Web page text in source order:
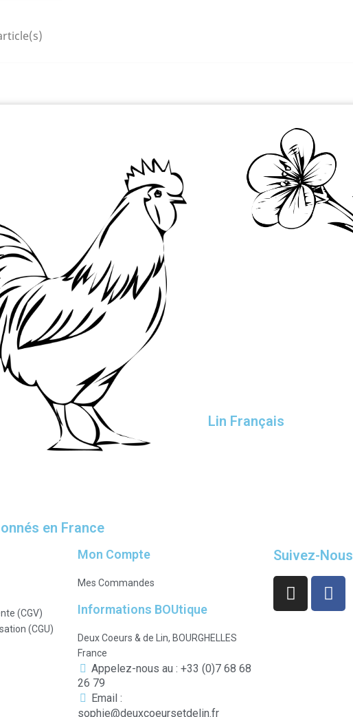
en France
Lin Français
(CGV)
(CGU)
Mon Compte
Mes Commandes
Informations BOUtique
Deux Coeurs & de Lin, BOURGHELLES
France
Appelez-nous au : +33 (0)7 68 68
26 79
Email :
sophie@deuxcoeursetdelin.fr
Suivez-Nous